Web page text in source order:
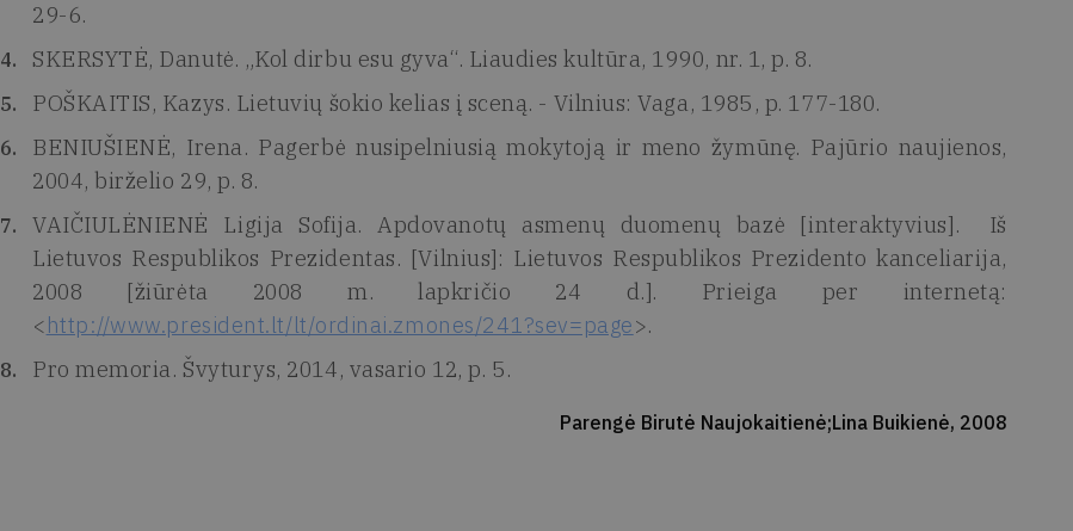
29-6.
SKERSYTĖ, Danutė. „Kol dirbu esu gyva“. Liaudies kultūra, 1990, nr. 1, p. 8.
POŠKAITIS, Kazys. Lietuvių šokio kelias į sceną. - Vilnius: Vaga, 1985, p. 177-180.
BENIUŠIENĖ, Irena. Pagerbė nusipelniusią mokytoją ir meno žymūnę. Pajūrio naujienos,
2004, birželio 29, p. 8.
VAIČIULĖNIENĖ Ligija Sofija. Apdovanotų asmenų duomenų bazė [interaktyvius]. Iš
Lietuvos Respublikos Prezidentas. [Vilnius]: Lietuvos Respublikos Prezidento kanceliarija,
2008 [žiūrėta 2008 m. lapkričio 24 d.]. Prieiga per internetą:
<http://www.president.lt/lt/ordinai.zmones/241?sev=page>.
Pro memoria. Švyturys, 2014, vasario 12, p. 5.
Parengė Birutė Naujokaitienė;Lina Buikienė, 2008